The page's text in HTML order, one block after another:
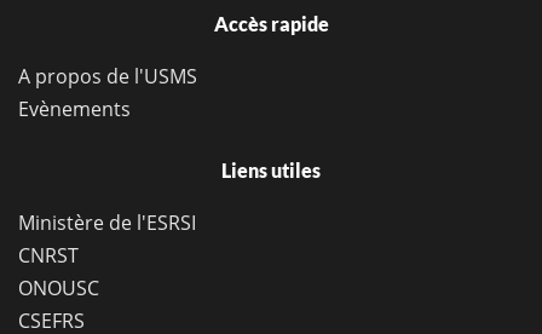
Accès rapide
A propos de l'USMS
Evènements
Liens utiles
Ministère de l'ESRSI
CNRST
ONOUSC
CSEFRS